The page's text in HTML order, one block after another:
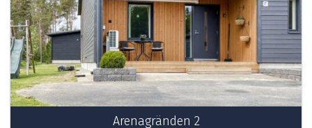
Arenagränden 2